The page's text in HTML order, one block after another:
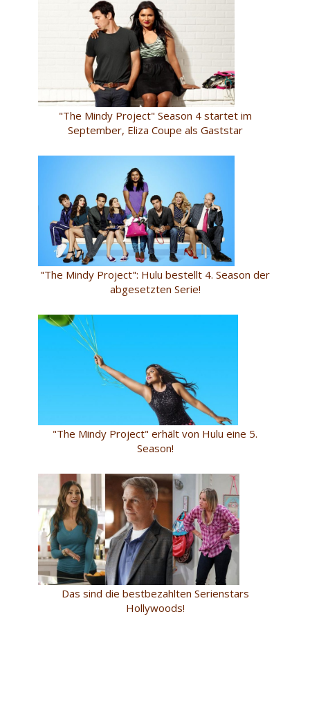
"The Mindy Project" Season 4 startet im
September, Eliza Coupe als Gaststar
"The Mindy Project": Hulu bestellt 4. Season der
abgesetzten Serie!
"The Mindy Project" erhält von Hulu eine 5.
Season!
Das sind die bestbezahlten Serienstars
Hollywoods!